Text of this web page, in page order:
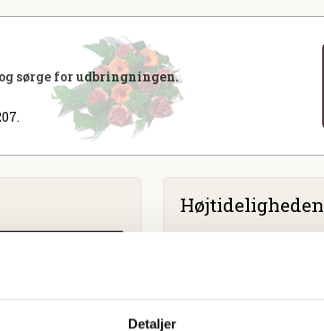
Detaljer
sørge for udbringningen.
Højtideligheden